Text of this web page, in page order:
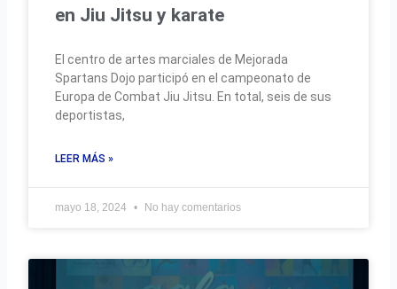
en Jiu Jitsu y karate
El centro de artes marciales de Mejorada
Spartans Dojo participó en el campeonato de
Europa de Combat Jiu Jitsu. En total, seis de sus
deportistas,
LEER MÁS »
mayo 18, 2024 No hay comentarios